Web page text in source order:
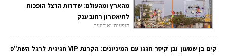
מהארץ ומהעולם: שדרות הרצל הופכות
לתיאטרון רחוב ענק
הופעות ואירועים
קים בן שמעון ובן קיסר חגגו עם המיניונים: הקרנת VIP חגיגית לרגל השת"פ